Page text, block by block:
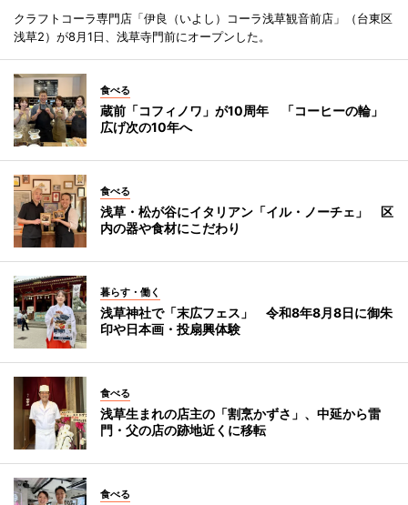
クラフトコーラ専門店「伊良（いよし）コーラ浅草観音前店」（台東区
浅草2）が8月1日、浅草寺門前にオープンした。
食べる
蔵前「コフィノワ」が10周年 「コーヒーの輪」
広げ次の10年へ
食べる
浅草・松が谷にイタリアン「イル・ノーチェ」 区
内の器や食材にこだわり
暮らす・働く
浅草神社で「末広フェス」 令和8年8月8日に御朱
印や日本画・投扇興体験
食べる
浅草生まれの店主の「割烹かずさ」、中延から雷
門・父の店の跡地近くに移転
食べる